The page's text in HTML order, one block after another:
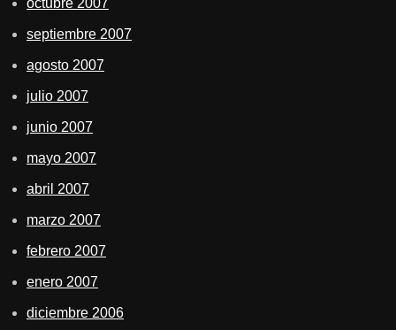
septiembre 2007
agosto 2007
julio 2007
junio 2007
mayo 2007
abril 2007
marzo 2007
febrero 2007
enero 2007
diciembre 2006